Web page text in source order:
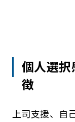
個人選
徴
上司支援、自